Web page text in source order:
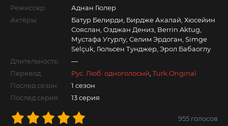
Режиссер:
Аднан Гюлер
Актёры:
Батур Белирди, Бирдже Акалай, Хюсейин
Сояслан, Озджан Дениз, Berrin Aktug,
Мустафа Угурлу, Селим Эрдоган, Simge
Selçuk, Гюльсен Тунджер, Эрол Бабаоглу
Длительность:
—
Перевод:
Рус. Люб. одноголосый Turk.Original
Послед.сезон:
1 сезон
Послед.серия:
13 серия
955 голосов